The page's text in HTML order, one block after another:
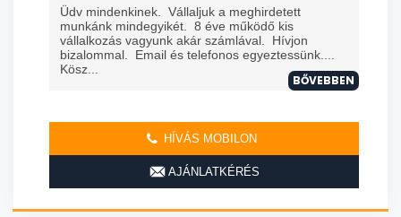
Üdv mindenkinek. Vállaljuk a meghirdetett
munkánk mindegyikét. 8 éve működő kis
vállalkozás vagyunk akár számlával. Hívjon
bizalommal. Email és telefonos egyeztessünk....
Kösz...
BŐVEBBEN
HÍVÁS MOBILON
AJÁNLATKÉRÉS